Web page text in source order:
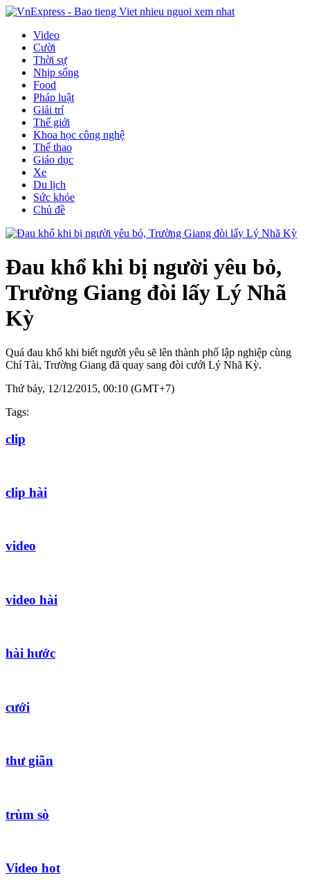
Video
Cười
Thời sự
Nhịp sống
Food
Pháp luật
Giải trí
Thế giới
Khoa học công nghệ
Thể thao
Giáo dục
Xe
Du lịch
Sức khỏe
Chủ đề
Đau khổ khi bị người yêu bỏ,
Trường Giang đòi lấy Lý Nhã
Kỳ
Quá đau khổ khi biết người yêu sẽ lên thành phố lập nghiệp cùng
Chí Tài, Trường Giang đã quay sang đòi cưới Lý Nhã Kỳ.
Thứ bảy, 12/12/2015, 00:10 (GMT+7)
Tags:
clip
clip hài
video
video hài
hài hước
cưới
thư giãn
trùm sò
Video hot